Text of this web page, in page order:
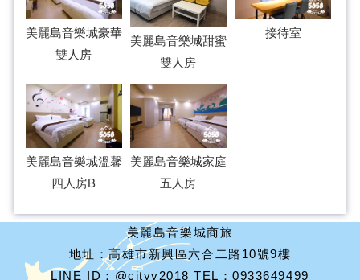
美麗島音樂城豪華
雙人房
美麗島音樂城甜蜜
雙人房
接待室
美麗島音樂城溫馨
四人房B
美麗島音樂城家庭
五人房
美麗島音樂城商旅
地址：高雄市新興區六合二路10號9樓
LINE ID：@cityy2018 TEL：0933649499